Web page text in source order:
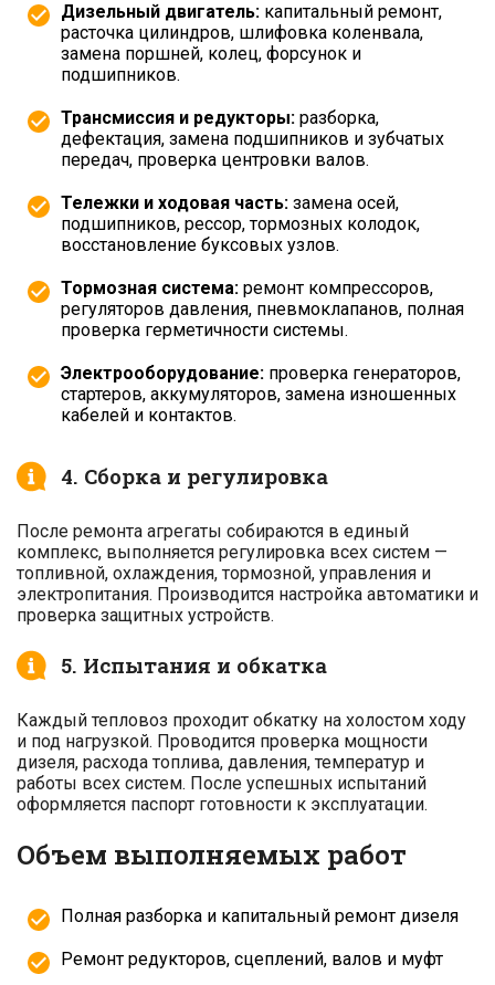
Дизельный двигатель: капитальный ремонт,
расточка цилиндров, шлифовка коленвала,
замена поршней, колец, форсунок и
подшипников.
Трансмиссия и редукторы: разборка,
дефектация, замена подшипников и зубчатых
передач, проверка центровки валов.
Тележки и ходовая часть: замена осей,
подшипников, рессор, тормозных колодок,
восстановление буксовых узлов.
Тормозная система: ремонт компрессоров,
регуляторов давления, пневмоклапанов, полная
проверка герметичности системы.
Электрооборудование: проверка генераторов,
стартеров, аккумуляторов, замена изношенных
кабелей и контактов.
4. Сборка и регулировка
После ремонта агрегаты собираются в единый
комплекс, выполняется регулировка всех систем —
топливной, охлаждения, тормозной, управления и
электропитания. Производится настройка автоматики и
проверка защитных устройств.
5. Испытания и обкатка
Каждый тепловоз проходит обкатку на холостом ходу
и под нагрузкой. Проводится проверка мощности
дизеля, расхода топлива, давления, температур и
работы всех систем. После успешных испытаний
оформляется паспорт готовности к эксплуатации.
Объем выполняемых работ
Полная разборка и капитальный ремонт дизеля
Ремонт редукторов, сцеплений, валов и муфт